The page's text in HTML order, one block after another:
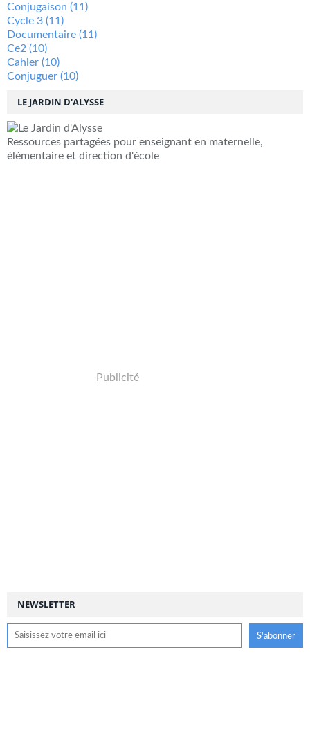
NEWSLETTER
LE JARDIN D'ALYSSE
Ressources partagées pour enseignant en maternelle,
élémentaire et direction d'école
Publicité
Conjugaison (11)
Cycle 3 (11)
Documentaire (11)
Ce2 (10)
Cahier (10)
Conjuguer (10)